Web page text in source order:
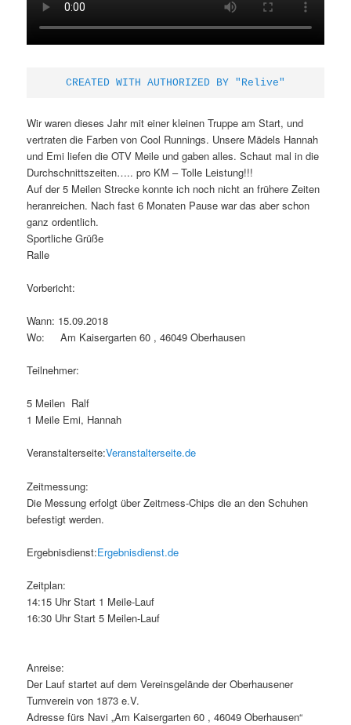
CREATED WITH AUTHORIZED BY "Relive"
Wir waren dieses Jahr mit einer kleinen Truppe am Start, und
vertraten die Farben von Cool Runnings. Unsere Mädels Hannah
und Emi liefen die OTV Meile und gaben alles. Schaut mal in die
Durchschnittszeiten….. pro KM – Tolle Leistung!!!
Auf der 5 Meilen Strecke konnte ich noch nicht an frühere Zeiten
heranreichen. Nach fast 6 Monaten Pause war das aber schon
ganz ordentlich.
Sportliche Grüße
Ralle
Vorbericht:
Wann: 15.09.2018
Wo: Am Kaisergarten 60 , 46049 Oberhausen
Teilnehmer:
5 Meilen Ralf
1 Meile Emi, Hannah
Veranstalterseite:Veranstalterseite.de
Zeitmessung:
Die Messung erfolgt über Zeitmess-Chips die an den Schuhen
befestigt werden.
Ergebnisdienst:Ergebnisdienst.de
Zeitplan:
14:15 Uhr Start 1 Meile-Lauf
16:30 Uhr Start 5 Meilen-Lauf
Anreise:
Der Lauf startet auf dem Vereinsgelände der Oberhausener
Turnverein von 1873 e.V.
Adresse fürs Navi „Am Kaisergarten 60 , 46049 Oberhausen“